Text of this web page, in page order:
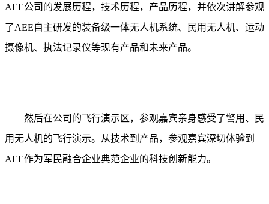
AEE公司的发展历程，技术历程，产品历程，并依次讲解参观
了AEE自主研发的装备级一体无人机系统、民用无人机、运动
摄像机、执法记录仪等现有产品和未来产品。
然后在公司的飞行演示区，参观嘉宾亲身感受了警用、民
用无人机的飞行演示。从技术到产品，参观嘉宾深切体验到
AEE作为军民融合企业典范企业的科技创新能力。